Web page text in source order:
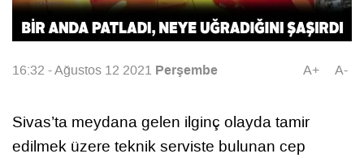
16:32 - Ağustos 12 2021 Perşembe A+ A-
Sivas’ta meydana gelen ilginç olayda tamir
edilmek üzere teknik serviste bulunan cep